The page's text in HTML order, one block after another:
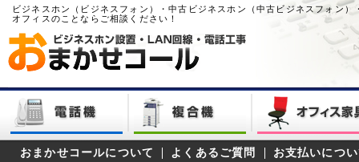
ビジネスホン（ビジネスフォン）・中古ビジネスホン（中古ビジネスフォン
オフィスのことならご相談ください！
おまかせコールについて よくあるご質問 お支払いにつ